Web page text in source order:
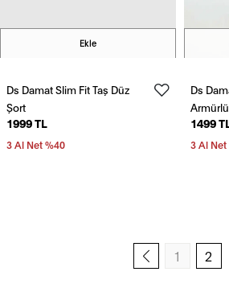
Ekle
Ds Damat Slim Fit Taş Düz
Şort
1999 TL
3 Al Net %40
Ds
1499 TL
3 Al Net
Önceki sayfa
1 2